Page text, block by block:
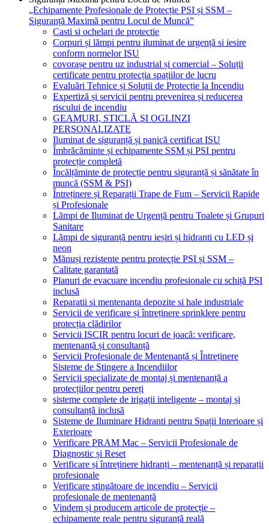
„Echipamente Profesionale de Protecție PSI și SSM –
Siguranță Maximă pentru Locul de Muncă”
Casti si ochelari de protectie
Corpuri și lămpi pentru iluminat de urgență si iesire
conform normelor ISU
covorașe pentru uz industrial și comercial – Soluții
certificate pentru protecția spațiilor de lucru
Evaluări Tehnice și Soluții de Protecție la Incendiu
Expertiză și servicii pentru prevenirea și reducerea
riscului de incendiu
GEAMURI, STICLĂ ŞI OGLINZI
PERSONALIZATE
Iluminat de siguranță și panică certificat ISU
Îmbrăcăminte și echipamente SSM și PSI pentru
protecție completă
Încălțăminte de protecție pentru siguranță și sănătate în
muncă (SSM & PSI)
Întreținere și Reparații Trape de Fum – Servicii Rapide
și Profesionale
Lămpi de Iluminat de Urgență pentru Toalete și Grupuri
Sanitare
Lămpi de siguranță pentru ieșiri și hidranti cu LED și
neon
Mănuși rezistente pentru protecție PSI și SSM –
Calitate garantată
Planuri de evacuare incendiu profesionale cu schiță PSI
inclusă
Reparatii si mentenanta depozite si hale industriale
Servicii de verificare și întreținere sprinklere pentru
protecția clădirilor
Servicii ISCIR pentru locuri de joacă: verificare,
mentenanță și consultanță
Servicii Profesionale de Mentenanță și Întreținere
Sisteme de Stingere a Incendiilor
Servicii specializate de montaj și mentenanță a
protecțiilor pentru pereți
sisteme complete de irigații inteligente – montaj și
consultanță inclusă
Sisteme de Iluminare Hidranti pentru Spații Interioare și
Exterioare
Verificare PRAM Mac – Servicii Profesionale de
Diagnostic și Reset
Verificare și întreținere hidranți – mentenanță și reparații
profesionale
Verificare stingătoare de incendiu – Servicii
profesionale de mentenanță
Vindem și producem articole de protecție –
echipamente reale pentru siguranță reală